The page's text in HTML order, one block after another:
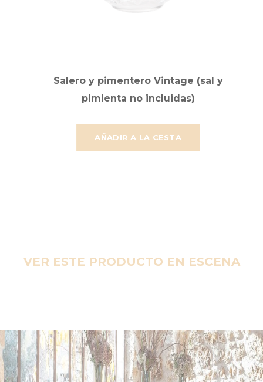
AÑADIR A LA CESTA
Salero y pimentero Vintage (sal y
pimienta no incluidas)
VER ESTE PRODUCTO EN ESCENA